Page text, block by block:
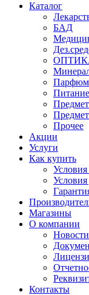
Каталог
БАД
ОПТИКА
Питание
Прочее
Акции
Услуги
Как купить
Условия
Магазины
О компании
Новости
Контакты